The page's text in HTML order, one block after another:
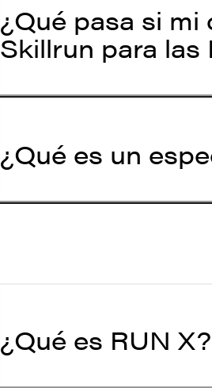
¿Qué pasa si
Skillrun para las
¿Qué es un
¿Qué es RUN X?